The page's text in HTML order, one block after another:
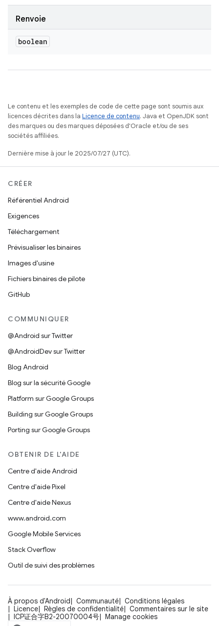
Renvoie
boolean
Le contenu et les exemples de code de cette page sont soumis aux
licences décrites dans la Licence de contenu. Java et OpenJDK sont
des marques ou des marques déposées d'Oracle et/ou de ses
sociétés affiliées.
Dernière mise à jour le 2025/07/27 (UTC).
CRÉER
Référentiel Android
Exigences
Téléchargement
Prévisualiser les binaires
Images d'usine
Fichiers binaires de pilote
GitHub
COMMUNIQUER
@Android sur Twitter
@AndroidDev sur Twitter
Blog Android
Blog sur la sécurité Google
Platform sur Google Groups
Building sur Google Groups
Porting sur Google Groups
OBTENIR DE L'AIDE
Centre d'aide Android
Centre d'aide Pixel
Centre d'aide Nexus
www.android.com
Google Mobile Services
Stack Overflow
Outil de suivi des problèmes
À propos d'Android Communauté
Conditions légales
Licence
Règles de confidentialité
Commentaires sur le site
ICP证合字B2-20070004号
Manage cookies